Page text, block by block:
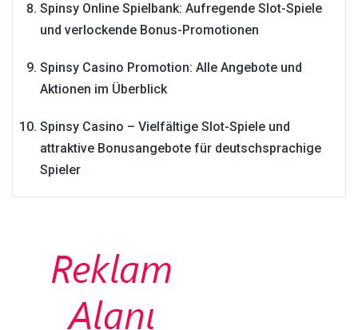
Spinsy Online Spielbank: Aufregende Slot-Spiele
und verlockende Bonus-Promotionen
Spinsy Casino Promotion: Alle Angebote und
Aktionen im Überblick
Spinsy Casino – Vielfältige Slot-Spiele und
attraktive Bonusangebote für deutschsprachige
Spieler